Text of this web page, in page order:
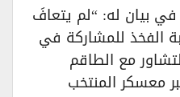
بيان له: “لم يتعافَ
الفخذ للمشاركة في
مع الطاقم
معسكر المنتخب